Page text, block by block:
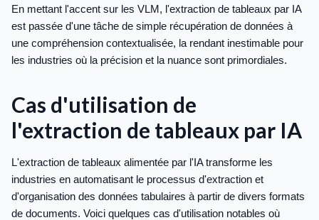
En mettant l'accent sur les VLM, l'extraction de tableaux par IA
est passée d'une tâche de simple récupération de données à
une compréhension contextualisée, la rendant inestimable pour
les industries où la précision et la nuance sont primordiales.
Cas d'utilisation de
l'extraction de tableaux par IA
L'extraction de tableaux alimentée par l'IA transforme les
industries en automatisant le processus d'extraction et
d'organisation des données tabulaires à partir de divers formats
de documents. Voici quelques cas d'utilisation notables où